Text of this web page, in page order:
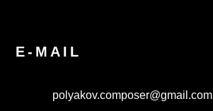
E-MAIL
polyakov.composer@gmail.com